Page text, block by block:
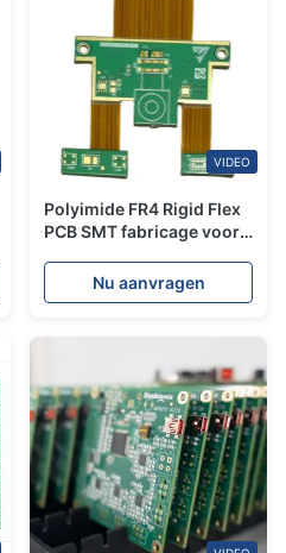
VIDEO
Polyimide FR4 Rigid Flex
PCB SMT fabricage voor
beveiligingscamera's
Nu aanvragen